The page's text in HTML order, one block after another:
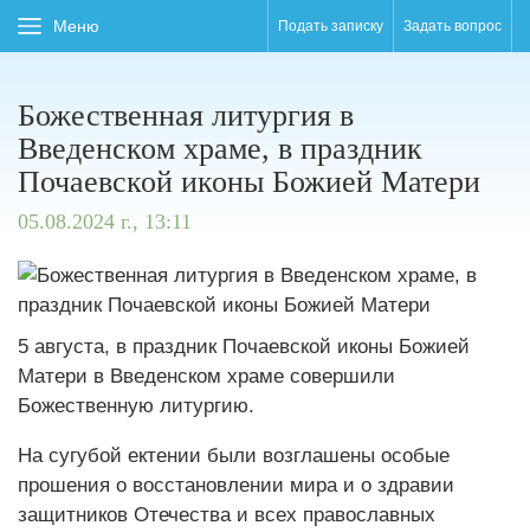
Меню Подать записку Задать вопрос
Божественная литургия в
Введенском храме, в праздник
Почаевской иконы Божией Матери
05.08.2024 г., 13:11
5 августа, в праздник Почаевской иконы Божией
Матери в Введенском храме совершили
Божественную литургию.
На сугубой ектении были возглашены особые
прошения о восстановлении мира и о здравии
защитников Отечества и всех православных